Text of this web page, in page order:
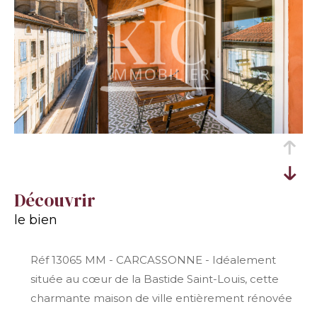
découvrir
le bien
Réf 13065 MM - CARCASSONNE - Idéalement
située au cœur de la Bastide Saint-Louis, cette
charmante maison de ville entièrement rénovée